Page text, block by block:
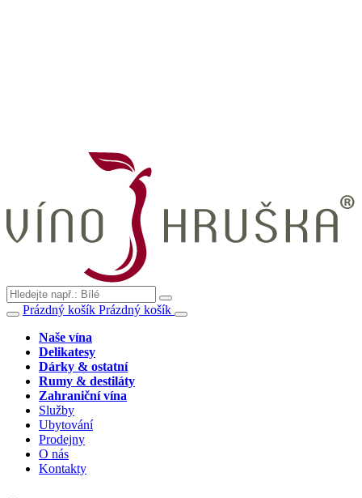
Prázdný košík Prázdný košík
Naše vína
Delikatesy
Dárky & ostatní
Rumy & destiláty
Zahraniční vína
Služby
Ubytování
Prodejny
O nás
Kontakty